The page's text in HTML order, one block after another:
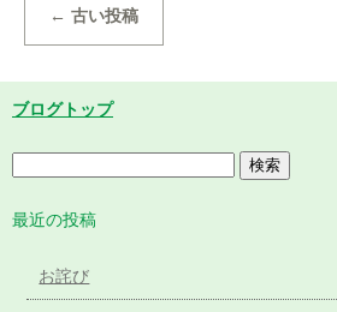
← 古い投稿
ブログトップ
最近の投稿
お詫び